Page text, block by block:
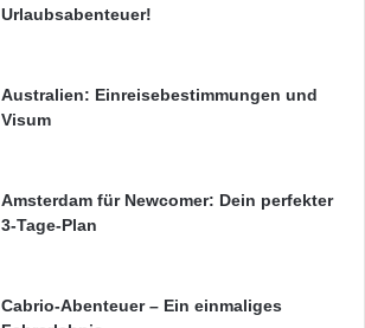
Urlaubsabenteuer!
Australien: Einreisebestimmungen und
Visum
Amsterdam für Newcomer: Dein perfekter
3-Tage-Plan
Cabrio-Abenteuer – Ein einmaliges